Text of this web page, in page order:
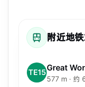
附近地
TE15Great
577 m · 约